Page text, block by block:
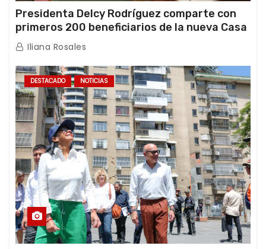
Presidenta Delcy Rodríguez comparte con
primeros 200 beneficiarios de la nueva Casa
de los Abuelos “La Primavera” en Caracas
Iliana Rosales
DESTACADO NOTICIAS